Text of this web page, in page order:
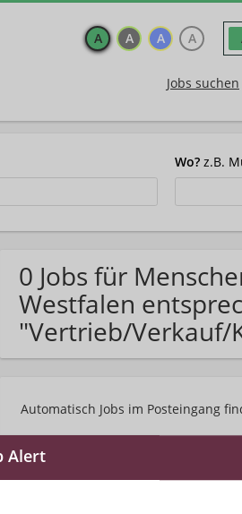
A A A A
Jobs suchen
Wo? z.B.
0 Jobs für
Westfalen
"Vertrieb/Verkauf/
Automatisch Jobs im Posteingang